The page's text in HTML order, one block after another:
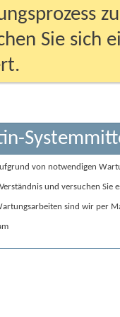
Sie sich
von notwendigen
und versuchen Sie
sind wir per